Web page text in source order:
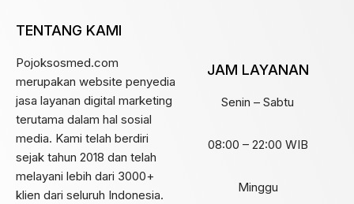
TENTANG KAMI
Pojoksosmed.com
merupakan website penyedia
jasa layanan digital marketing
terutama dalam hal sosial
media. Kami telah berdiri
sejak tahun 2018 dan telah
melayani lebih dari 3000+
klien dari seluruh Indonesia.
JAM LAYANAN
Senin – Sabtu
08:00 – 22:00 WIB
Minggu